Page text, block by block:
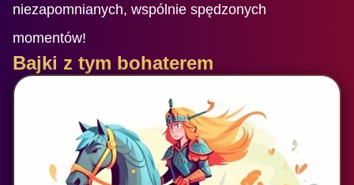
niezapomnianych, wspólnie spędzonych
momentów!
Bajki z tym bohaterem